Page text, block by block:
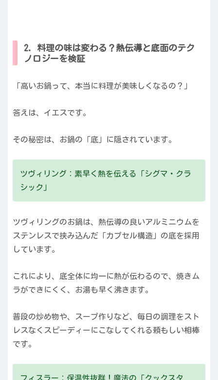
2. 料理の味は変わる？熱伝導と底面のテク
ノロジーを検証
「高いお鍋って、本当に料理が美味しくなるの？」
答えは、イエスです。
その秘密は、お鍋の「底」に隠されています。
ツヴィリング：素早く熱を伝える「シグマ・クラ
シック」
ツヴィリングのお鍋は、熱伝導の良いアルミニウムを
ステンレスで挟み込んだ「カプセル構造」の底を採用
しています。
これにより、底全体に均一に熱が伝わるので、焼きム
ラができにくく、お湯も早く沸きます。
普段の炒め物や、スープ作りなど、毎日の調理をスト
レスなくスピーディーにこなしてくれる頼もしい相棒
です。
フィスラー：保温性抜群！魔法の「クックスタ